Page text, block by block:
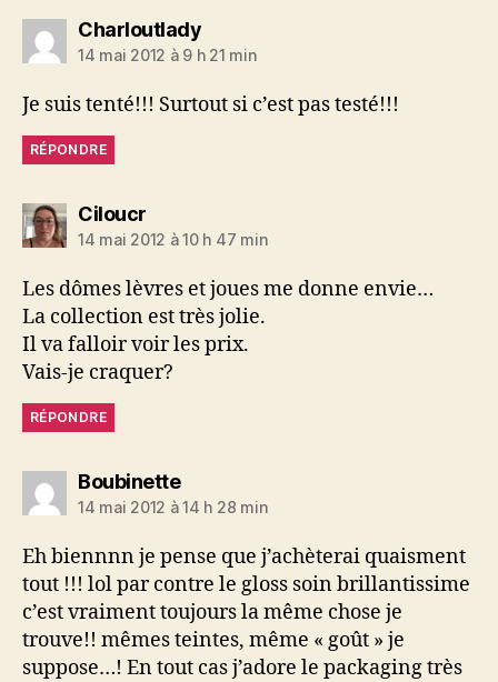
Charloutladydit :
14 mai 2012 à 9 h 21 min
Je suis tenté!!! Surtout si c’est pas testé!!!
RÉPONDRE
Ciloucrdit :
14 mai 2012 à 10 h 47 min
Les dômes lèvres et joues me donne envie…
La collection est très jolie.
Il va falloir voir les prix.
Vais-je craquer?
RÉPONDRE
Boubinettedit :
14 mai 2012 à 14 h 28 min
Eh biennnn je pense que j’achèterai quaisment
tout !!! lol par contre le gloss soin brillantissime
c’est vraiment toujours la même chose je
trouve!! mêmes teintes, même « goût » je
suppose…! En tout cas j’adore le packaging très